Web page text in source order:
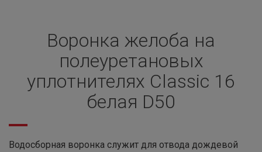
Воронка желоба на
полеуретановых
уплотнителях Classic 16
белая D50
Водосборная воронка служит для отвода дождевой